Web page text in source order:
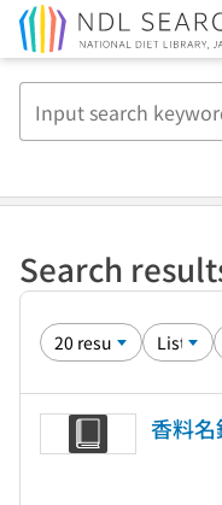
Search
香料名